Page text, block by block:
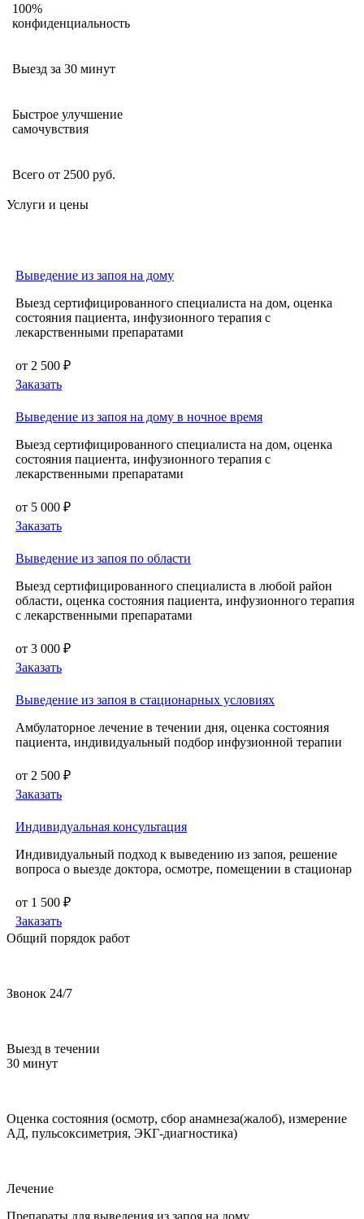
100%
конфиденциальность
Выезд за 30 минут
Быстрое улучшение
самочувствия
Всего от 2500 руб.
Услуги и цены
Выведение из запоя на дому
Выезд сертифицированного специалиста на дом, оценка
состояния пациента, инфузионного терапия с
лекарственными препаратами
от 2 500 ₽
Заказать
Выведение из запоя на дому в ночное время
Выезд сертифицированного специалиста на дом, оценка
состояния пациента, инфузионного терапия с
лекарственными препаратами
от 5 000 ₽
Заказать
Выведение из запоя по области
Выезд сертифицированного специалиста в любой район
области, оценка состояния пациента, инфузионного терапия
с лекарственными препаратами
от 3 000 ₽
Заказать
Выведение из запоя в стационарных условиях
Амбулаторное лечение в течении дня, оценка состояния
пациента, индивидуальный подбор инфузионной терапии
от 2 500 ₽
Заказать
Индивидуальная консультация
Индивидуальный подход к выведению из запоя, решение
вопроса о выезде доктора, осмотре, помещении в стационар
от 1 500 ₽
Заказать
Общий порядок работ
Звонок 24/7
Выезд в течении
30 минут
Оценка состояния (осмотр, сбор анамнеза(жалоб), измерение
АД, пульсоксиметрия, ЭКГ-диагностика)
Лечение
Препараты для выведения из запоя на дому